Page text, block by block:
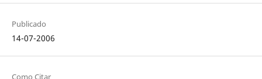
Publicado
14-07-2006
Como Citar